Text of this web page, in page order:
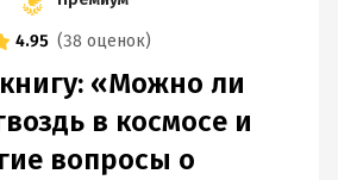
4.95 (38 оценок)
«Можно ли
в космосе и
вопросы о